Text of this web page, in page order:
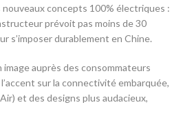
concepts 100% électriques :
prévoit pas moins de 30
s’imposer durablement en Chine.
auprès des consommateurs
sur la connectivité embarquée,
et des designs plus audacieux,